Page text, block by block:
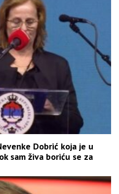
Dobrić koja je u
sam živa boriću se za